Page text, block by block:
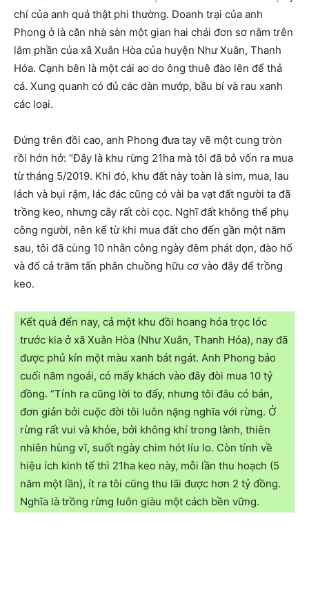
chí của anh quả thật phi thường. Doanh trại của anh
Phong ở là căn nhà sàn một gian hai chái đơn sơ nằm trên
lâm phần của xã Xuân Hòa của huyện Như Xuân, Thanh
Hóa. Cạnh bên là một cái ao do ông thuê đào lên để thả
cá. Xung quanh có đủ các dàn mướp, bầu bí và rau xanh
các loại.
Đứng trên đồi cao, anh Phong đưa tay vẽ một cung tròn
rồi hớn hở: “Đây là khu rừng 21ha mà tôi đã bỏ vốn ra mua
từ tháng 5/2019. Khi đó, khu đất này toàn là sim, mua, lau
lách và bụi rậm, lác đác cũng có vài ba vạt đất người ta đã
trồng keo, nhưng cây rất còi cọc. Nghĩ đất không thể phụ
công người, nên kể từ khi mua đất cho đến gần một năm
sau, tôi đã cùng 10 nhân công ngày đêm phát dọn, đào hố
và đổ cả trăm tấn phân chuồng hữu cơ vào đây để trồng
keo.
Kết quả đến nay, cả một khu đồi hoang hóa trọc lóc
trước kia ở xã Xuân Hòa (Như Xuân, Thanh Hóa), nay đã
được phủ kín một màu xanh bát ngát. Anh Phong bảo
cuối năm ngoái, có mấy khách vào đây đòi mua 10 tỷ
đồng. “Tính ra cũng lời to đấy, nhưng tôi đâu có bán,
đơn giản bởi cuộc đời tôi luôn nặng nghĩa với rừng. Ở
rừng rất vui và khỏe, bởi không khí trong lành, thiên
nhiên hùng vĩ, suốt ngày chim hót líu lo. Còn tính về
hiệu ích kinh tế thì 21ha keo này, mỗi lần thu hoạch (5
năm một lần), ít ra tôi cũng thu lãi được hơn 2 tỷ đồng.
Nghĩa là trồng rừng luôn giàu một cách bền vững.